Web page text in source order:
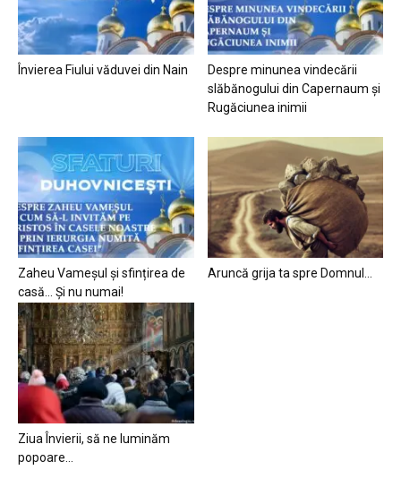
Învierea Fiului văduvei din Nain
Despre minunea vindecării
slăbănogului din Capernaum și
Rugăciunea inimii
Zaheu Vameșul și sfințirea de
casă… Și nu numai!
Aruncă grija ta spre Domnul…
Ziua Învierii, să ne luminăm
popoare…